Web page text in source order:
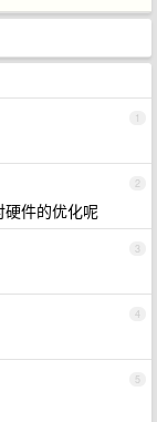
1
2
件的优化呢
3
4
5